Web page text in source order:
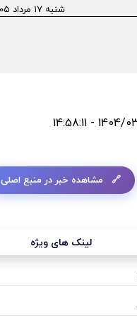
شنبه ۱۷ مرداد ۱۴۰۵ ۲:۴۲ ق ظ
مشاهده خبر در منبع اصلی
لینک های ویژه